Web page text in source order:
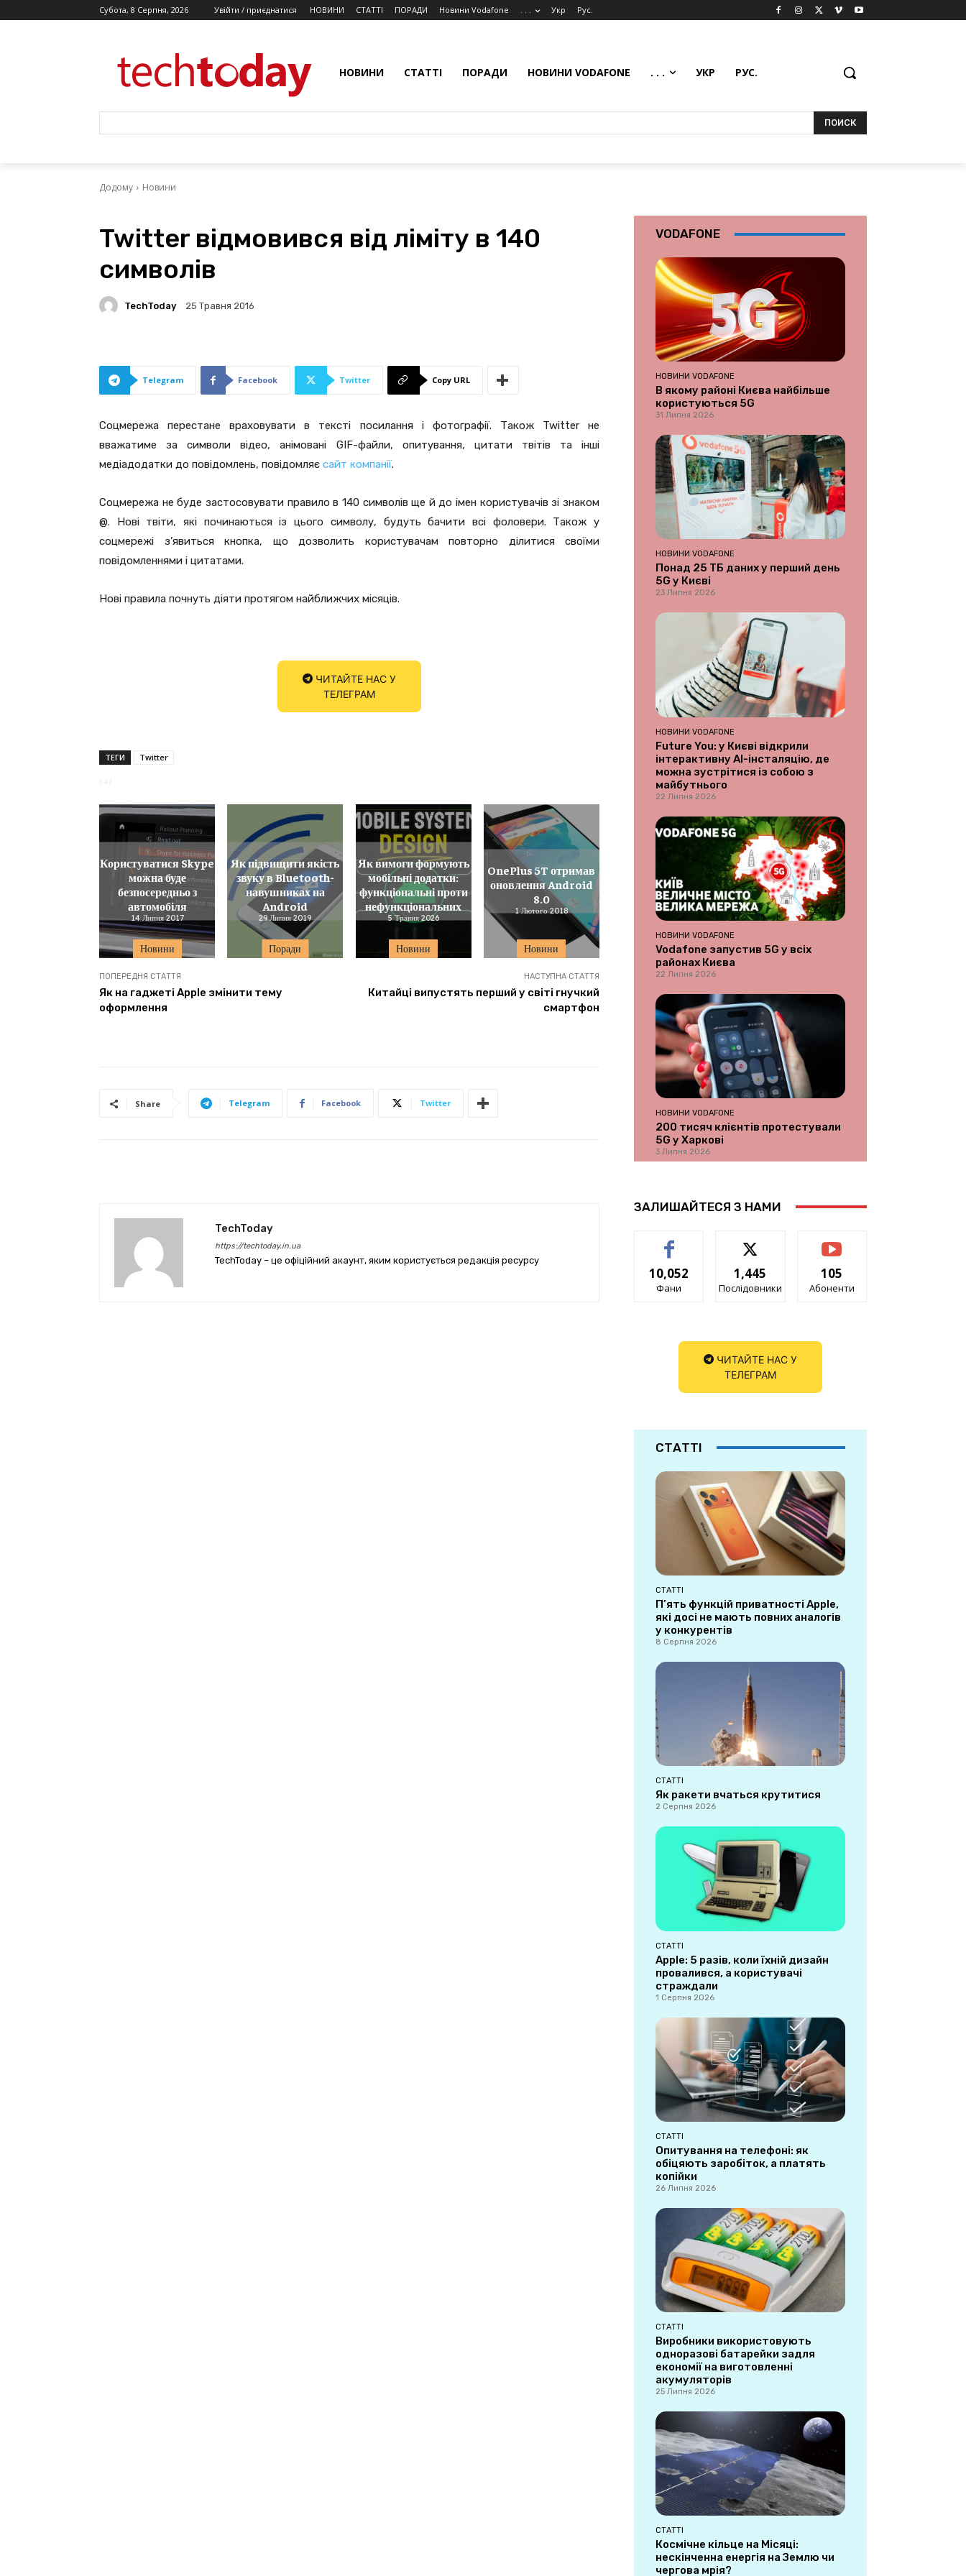
Субота, 8 Серпня, 2026 Увійти / приєднатися НОВИНИ СТАТТІ ПОРАДИ Новини Vodafone . . . Укр Рус.
НОВИНИ СТАТТІ ПОРАДИ НОВИНИ VODAFONE . . . УКР РУС.
ПОИСК
Додому Новини
Twіtter відмовився від ліміту в 140
символів
TechToday 25 Травня 2016
Telegram Facebook Twitter Copy URL
Соцмережа перестане враховувати в тексті посилання і фотографії. Також Twіtter не
вважатиме за символи відео, анімовані GIF-файли, опитування, цитати твітів та інші
медіадодатки до повідомлень, повідомляє сайт компанії.
Соцмережа не буде застосовувати правило в 140 символів ще й до імен користувачів зі знаком
@. Нові твіти, які починаються із цього символу, будуть бачити всі фоловери. Також у
соцмережі з’явиться кнопка, що дозволить користувачам повторно ділитися своїми
повідомленнями і цитатами.
Нові правила почнуть діяти протягом найближчих місяців.
ЧИТАЙТЕ НАС У
ТЕЛЕГРАМ
ТЕГИ Twitter
Новини
Користуватися Skype
можна буде
безпосередньо з
автомобіля
14 Липня 2017
Поради
Як підвищити якість
звуку в Bluetooth-
навушниках на
Android
29 Липня 2019
Новини
Як вимоги формують
мобільні додатки:
функціональні проти
нефункціональних
5 Травня 2026
Новини
OnePlus 5T отримав
оновлення Android
8.0
1 Лютого 2018
ПОПЕРЕДНЯ СТАТТЯ
Як на гаджеті Apple змінити тему
оформлення
НАСТУПНА СТАТТЯ
Китайці випустять перший у світі гнучкий
смартфон
Share Telegram Facebook Twitter
TechToday
https://techtoday.in.ua
TechToday – це офіційний акаунт, яким користується редакція ресурсу
VODAFONE
НОВИНИ VODAFONE
В якому районі Києва найбільше
користуються 5G
31 Липня 2026
НОВИНИ VODAFONE
Понад 25 ТБ даних у перший день
5G у Києві
23 Липня 2026
НОВИНИ VODAFONE
Future You: у Києві відкрили
інтерактивну AI-інсталяцію, де
можна зустрітися із собою з
майбутнього
22 Липня 2026
НОВИНИ VODAFONE
Vodafone запустив 5G у всіх
районах Києва
22 Липня 2026
НОВИНИ VODAFONE
200 тисяч клієнтів протестували
5G у Харкові
3 Липня 2026
ЗАЛИШАЙТЕСЯ З НАМИ
10,052
Фани
1,445
Послідовники
105
Абоненти
ЧИТАЙТЕ НАС У
ТЕЛЕГРАМ
СТАТТІ
СТАТТІ
П’ять функцій приватності Apple,
які досі не мають повних аналогів
у конкурентів
8 Серпня 2026
СТАТТІ
Як ракети вчаться крутитися
2 Серпня 2026
СТАТТІ
Apple: 5 разів, коли їхній дизайн
провалився, а користувачі
страждали
1 Серпня 2026
СТАТТІ
Опитування на телефоні: як
обіцяють заробіток, а платять
копійки
26 Липня 2026
СТАТТІ
Виробники використовують
одноразові батарейки задля
економії на виготовленні
акумуляторів
25 Липня 2026
СТАТТІ
Космічне кільце на Місяці:
нескінченна енергія на Землю чи
чергова мрія?